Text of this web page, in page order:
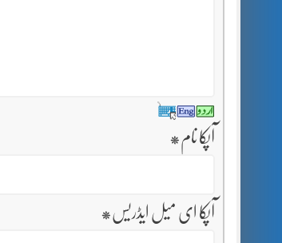
آپکا نام *
آپکا ای میل ایڈریس *